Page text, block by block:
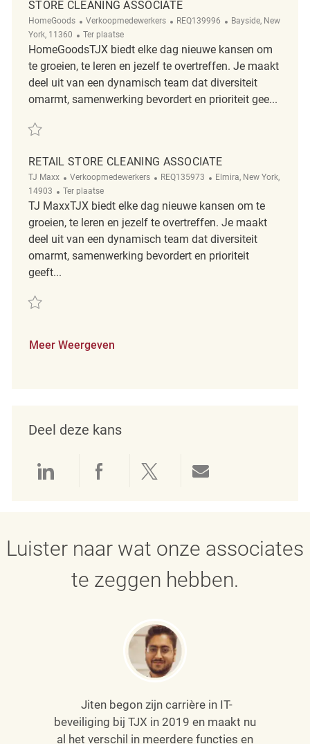
STORE CLEANING ASSOCIATE
HomeGoods Categorie
Verkoopmedewerkers ReqId
REQ139996 Plaats
Bayside, New
York, 11360
Afgelegen
Ter plaatse
HomeGoodsTJX biedt elke dag nieuwe kansen om
te groeien, te leren en jezelf te overtreffen. Je maakt
deel uit van een dynamisch team dat diversiteit
omarmt, samenwerking bevordert en prioriteit gee...
Redden Store Cleaning Associate REQ139996
RETAIL STORE CLEANING ASSOCIATE
TJ Maxx Categorie
Verkoopmedewerkers ReqId
REQ135973 Plaats
Elmira, New York,
14903
Afgelegen
Ter plaatse
TJ MaxxTJX biedt elke dag nieuwe kansen om te
groeien, te leren en jezelf te overtreffen. Je maakt
deel uit van een dynamisch team dat diversiteit
omarmt, samenwerking bevordert en prioriteit
geeft...
Redden Retail Store Cleaning Associate REQ135973
Meer Weergeven
Deel deze kans
Delen via LinkedIn
Delen via Facebook
Delen via twitter
Luister naar wat onze associates
te zeggen hebben.
Jiten begon zijn carrière in IT-
beveiliging bij TJX in 2019 en maakt nu
al het verschil in meerdere functies en